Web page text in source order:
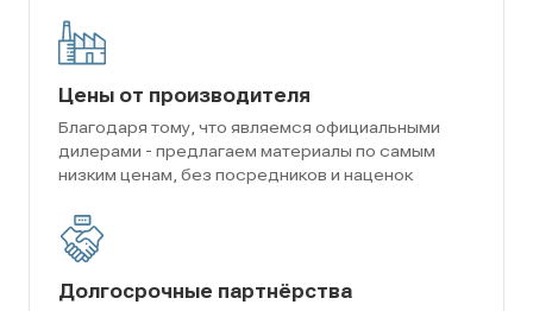
Цены от производителя
Благодаря тому, что являемся официальными
дилерами - предлагаем материалы по самым
низким ценам, без посредников и наценок
Долгосрочные партнёрства